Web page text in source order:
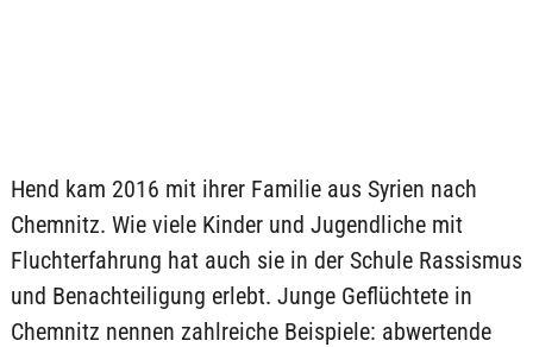
Hend kam 2016 mit ihrer Familie aus Syrien nach
Chemnitz. Wie viele Kinder und Jugendliche mit
Fluchterfahrung hat auch sie in der Schule Rassismus
und Benachteiligung erlebt. Junge Geflüchtete in
Chemnitz nennen zahlreiche Beispiele: abwertende